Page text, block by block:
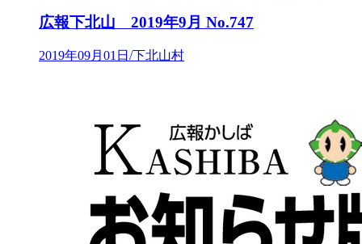
広報下北山 2019年9月 No.747
2019年09月01日/下北山村